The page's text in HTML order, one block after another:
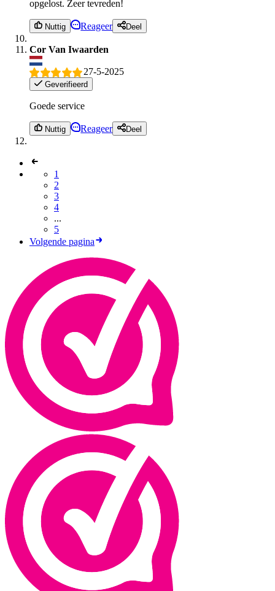
opgelost. Zeer tevreden!
Nuttig Reageer Deel
Cor Van Iwaarden
27-5-2025
Geverifieerd
Goede service
Nuttig Reageer Deel
1
2
3
4
...
5
Volgende pagina